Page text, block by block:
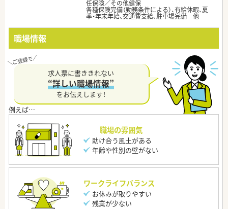
任保険／その他健保
各種保険完備（勤務条件による）、有給休暇、夏
季・年末年始、交通費支給、駐車場完備 他
職場情報
求人票に書ききれない
“詳しい職場情報”
をお伝えします！
職場の雰囲気
助け合う風土がある
年齢や性別の壁がない
ワークライフバランス
お休みが取りやすい
残業が少ない